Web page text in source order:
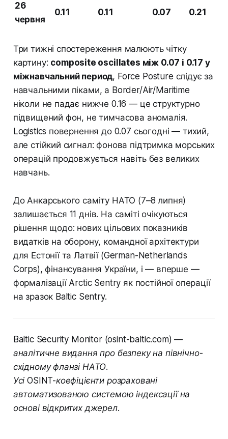
26
червня
0.11 0.11 0.07 0.21
Три тижні спостереження малюють чітку
картину: composite oscillates між 0.07 і 0.17 у
міжнавчальний период, Force Posture слідує за
навчальними піками, а Border/Air/Maritime
ніколи не падає нижче 0.16 — це структурно
підвищений фон, не тимчасова аномалія.
Logistics повернення до 0.07 сьогодні — тихий,
але стійкий сигнал: фонова підтримка морських
операцій продовжується навіть без великих
навчань.
До Анкарського саміту НАТО (7–8 липня)
залишається 11 днів. На саміті очікуються
рішення щодо: нових цільових показників
видатків на оборону, командної архітектури
для Естонії та Латвії (German-Netherlands
Corps), фінансування України, і — вперше —
формалізації Arctic Sentry як постійної операції
на зразок Baltic Sentry.
Baltic Security Monitor (osint-baltic.com) —
аналітичне видання про безпеку на північно-
східному фланзі НАТО.
Усі OSINT-коефіцієнти розраховані
автоматизованою системою індексації на
основі відкритих джерел.